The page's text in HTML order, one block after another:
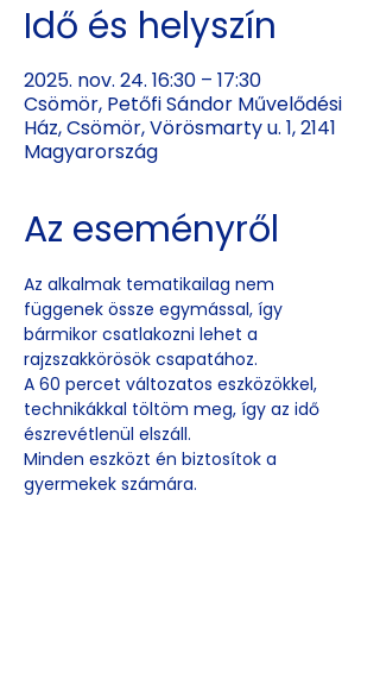
Idő és helyszín
2025. nov. 24. 16:30 – 17:30
Csömör, Petőfi Sándor Művelődési
Ház, Csömör, Vörösmarty u. 1, 2141
Magyarország
Az eseményről
Az alkalmak tematikailag nem
függenek össze egymással, így
bármikor csatlakozni lehet a
rajzszakkörösök csapatához.
A 60 percet változatos eszközökkel,
technikákkal töltöm meg, így az idő
észrevétlenül elszáll.
Minden eszközt én biztosítok a
gyermekek számára.